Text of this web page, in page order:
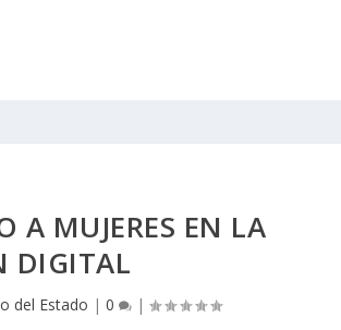
A MUJERES EN LA
DIGITAL
del Estado | 0 |